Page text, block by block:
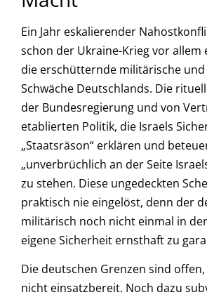
Ein Jahr eskalierender
schon der Ukraine-Krieg vor allem
die erschütternde militärische
Schwäche Deutschlands. Die
der Bundesregierung und von
etablierten Politik, die Israels
„Staatsräson“ erklären und
„unverbrüchlich an der Seite
zu stehen. Diese ungedeckten
praktisch nie eingelöst, denn der
militärisch noch nicht einmal in
eigene Sicherheit ernsthaft zu
Die deutschen Grenzen sind
nicht einsatzbereit. Noch dazu